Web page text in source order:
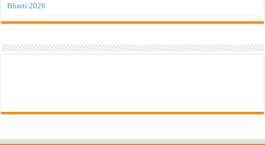
Bharti 2026